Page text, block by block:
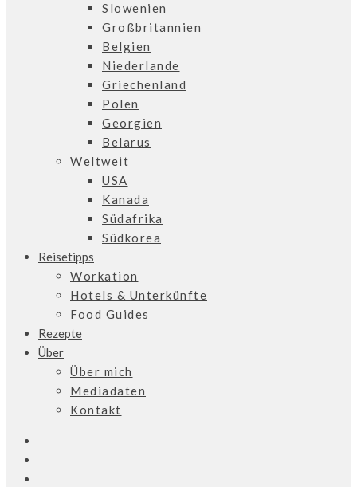
Slowenien
Großbritannien
Belgien
Niederlande
Griechenland
Polen
Georgien
Belarus
Weltweit
USA
Kanada
Südafrika
Südkorea
Reisetipps
Workation
Hotels & Unterkünfte
Food Guides
Rezepte
Über
Über mich
Mediadaten
Kontakt